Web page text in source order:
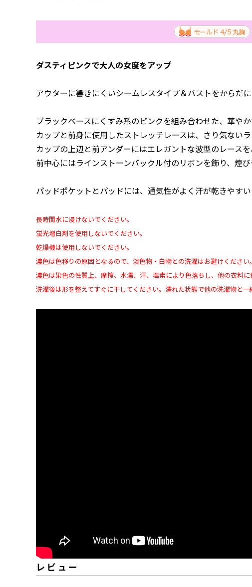
ダスティピンクで大人の女度をアップ
アウターに響きにくいシームレスタイプ＆バストをからだ
ブラックベースにくすみ系のピンクを組み合わせた、華や
カップと前身に使用したストレッチレースは、さり気ないラ
カップの上辺と前アンダーにはエレガントな波型のレースを
前中心にはラインストーンバックル付のリボンを飾り、煌び
パッドポケットとパッドには、通気性がよく汗が乾きやす
長時間水に浸けないでください。
蛍光増白剤を使用しないでください。
乾燥機は使用しないでください。
濃色は色移りの原因となるので、淡色物・白物との洗濯はお避けください。
濃色は染色の性質上、摩擦、水濡、汗、塩素により色落ちし、他の衣料
洗濯後は形を整えてすぐに干してください。濡れた状態で他の洗濯物と一